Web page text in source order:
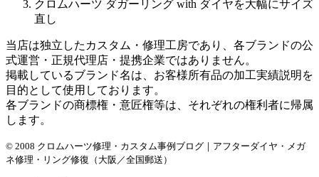
クロムハーツ ダガーリング with ダイヤを大幅にサイズ
直し
当店は独立したカスタム・修理工房であり、各ブランドの公
式運営・正規代理店・提携企業ではありません。
掲載しているブランド名は、お客様所有品の加工実績説明を
目的として使用しております。
各ブランドの商標権・意匠権等は、それぞれの権利者に帰属
します。
© 2008 クロムハーツ修理・カスタム事例ブログ｜アフターダイヤ・メガ
ネ修理・リング修復（大阪／全国郵送）